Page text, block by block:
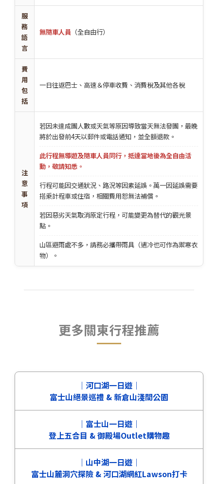
服
務
語
言
無隨車人員 （全自由行）
費
用
包
括
一日往返巴士、高速＆停車收費、消費稅及其他各稅
注
意
事
項
若因未達成團人數或天氣等原因導致當天無法發團，最晚
將於出發前4天以郵件或電話通知，並全額退款。
此行程無導遊及隨車人員同行，抵達當地後為全自由活
動，敬請知悉。
行程可能因交通狀況、路況等因素延誤。萬一因延誤需要
搭乘計程車或住宿，相關費用恕無法補償。
若因惡劣天氣取消原定行程，可能變更為替代的觀光景
點。
山區避雨處不多，請務必攜帶雨具（遇冷也可作為禦寒衣
物）。
更多關東行程推薦
｜河口湖一日遊｜
富士山絕景巡禮 & 新倉山淺間公園
｜富士山一日遊｜
登上五合目 & 御殿場Outlet購物趣
｜山中湖一日遊｜
富士山麓洞穴探險 & 河口湖網紅Lawson打卡